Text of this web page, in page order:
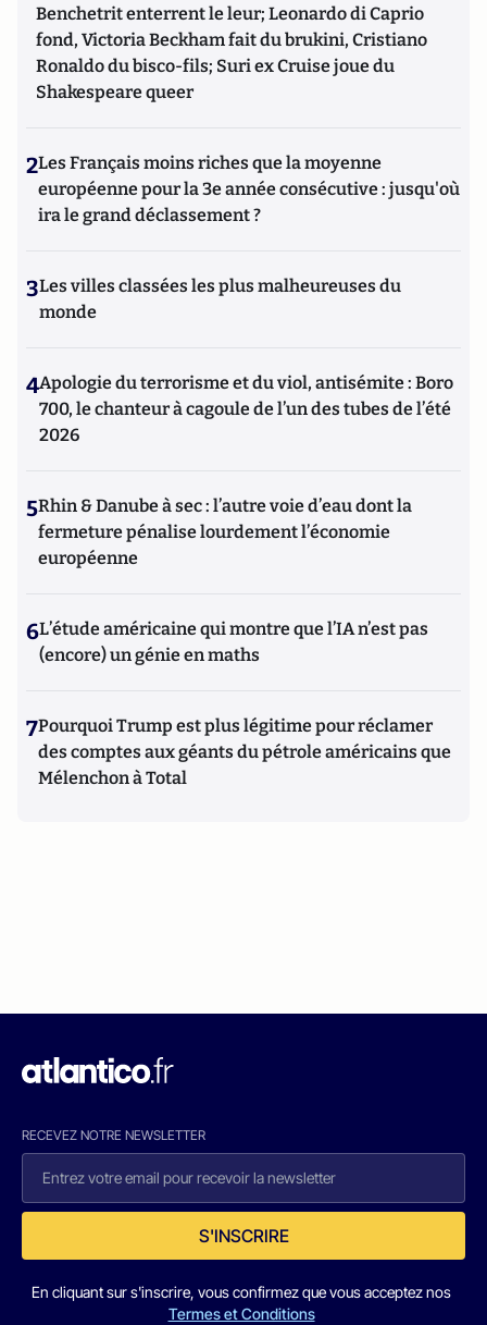
Benchetrit enterrent le leur; Leonardo di Caprio
fond, Victoria Beckham fait du brukini, Cristiano
Ronaldo du bisco-fils; Suri ex Cruise joue du
Shakespeare queer
2Les Français moins riches que la moyenne
européenne pour la 3e année consécutive : jusqu'où
ira le grand déclassement ?
3Les villes classées les plus malheureuses du
monde
4Apologie du terrorisme et du viol, antisémite : Boro
700, le chanteur à cagoule de l’un des tubes de l’été
2026
5Rhin & Danube à sec : l’autre voie d’eau dont la
fermeture pénalise lourdement l’économie
européenne
6L’étude américaine qui montre que l’IA n’est pas
(encore) un génie en maths
7Pourquoi Trump est plus légitime pour réclamer
des comptes aux géants du pétrole américains que
Mélenchon à Total
RECEVEZ NOTRE NEWSLETTER
S'INSCRIRE
En cliquant sur s'inscrire, vous confirmez que vous acceptez nos
Termes et Conditions